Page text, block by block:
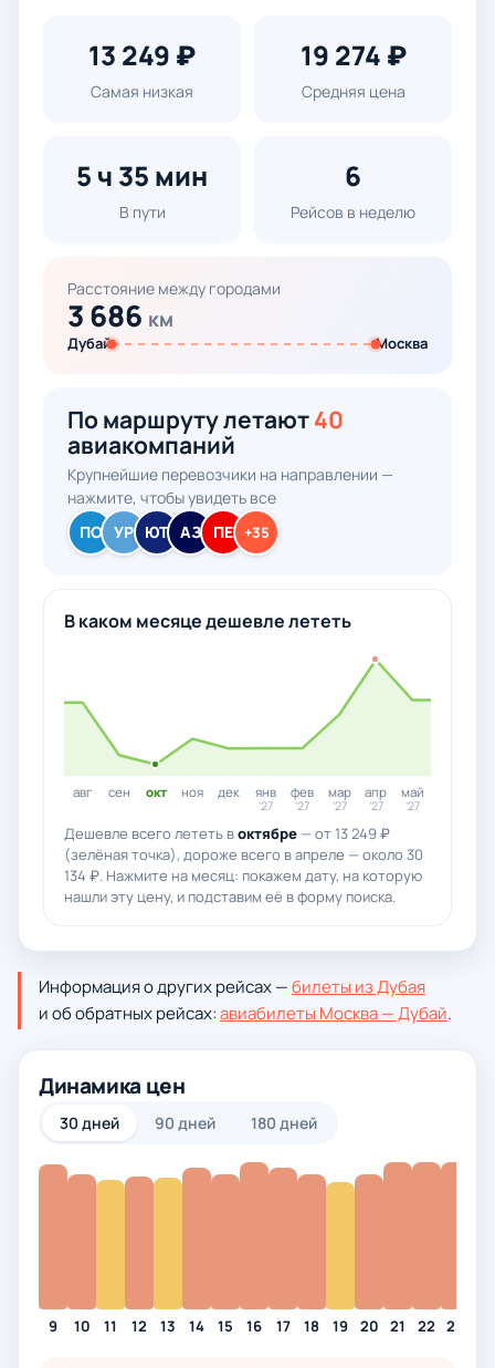
13 249 ₽
Самая низкая
19 274 ₽
Средняя цена
5 ч 35 мин
В пути
6
Рейсов в неделю
Расстояние между городами
3 686 км
Дубай Москва
По маршруту летают40
авиакомпаний
Крупнейшие перевозчики на направлении —
нажмите, чтобы увидеть все
ПО УР ЮТ АЗ ПЕ +35
В каком месяце дешевле лететь
авг сен окт ноя дек янв
’27
фев
’27
мар
’27
апр
’27
май
’27
Дешевле всего лететь воктябре — от 13 249 ₽
(зелёная точка), дороже всего в апреле — около 30
134 ₽. Нажмите на месяц: покажем дату, на которую
нашли эту цену, и подставим её в форму поиска.
Информация о других рейсах —билеты из Дубая
и об обратных рейсах:авиабилеты Москва — Дубай.
Динамика цен
30 дней 90 дней 180 дней
9 10 11 12 13 14 15 16 17 18 19 20 21 22 23